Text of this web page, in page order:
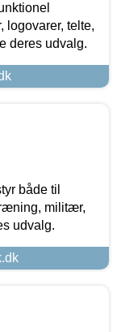
logovarer, telte,
deres udvalg.
både til
militær,
udvalg.